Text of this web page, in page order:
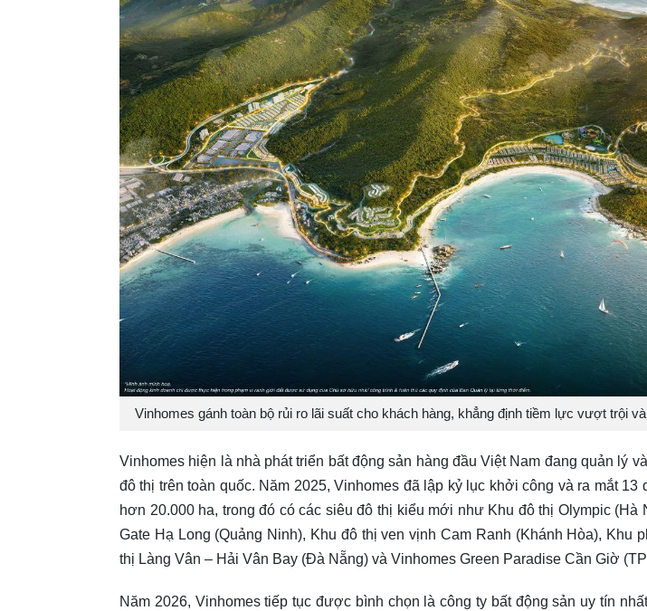
Vinhomes gánh toàn bộ rủi ro lãi suất cho khách hàng, khẳng định tiềm lực vượt trội
Vinhomes hiện là nhà phát triển bất động sản hàng đầu Việt Nam đang quản lý
đô thị trên toàn quốc. Năm 2025, Vinhomes đã lập kỷ lục khởi công và ra mắt 13
hơn 20.000 ha, trong đó có các siêu đô thị kiểu mới như Khu đô thị Olympic (Hà
Gate Hạ Long (Quảng Ninh), Khu đô thị ven vịnh Cam Ranh (Khánh Hòa), Khu
thị Làng Vân – Hải Vân Bay (Đà Nẵng) và Vinhomes Green Paradise Cần Giờ
Năm 2026, Vinhomes tiếp tục được bình chọn là công ty bất động sản uy tín